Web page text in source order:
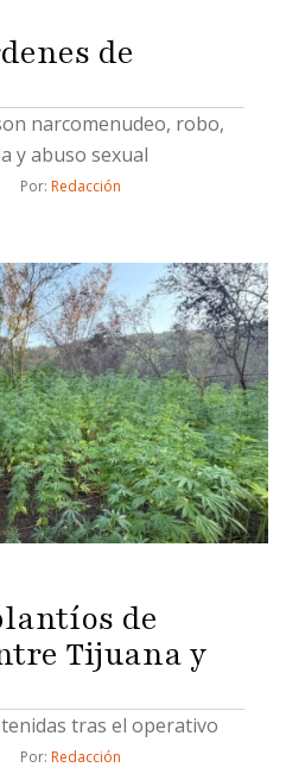
de
narcomenudeo, robo,
y abuso sexual
Por: Redacción
de
Tijuana y
tras el operativo
Por: Redacción